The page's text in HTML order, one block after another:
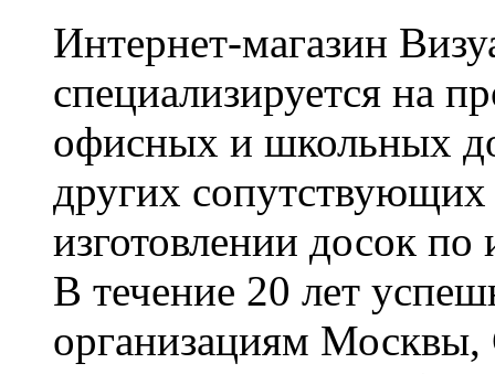
Интернет-магазин
специализируется на
офисных и школьных
других сопутствующих
изготовлении досок по
В течение 20 лет
организациям Москвы,